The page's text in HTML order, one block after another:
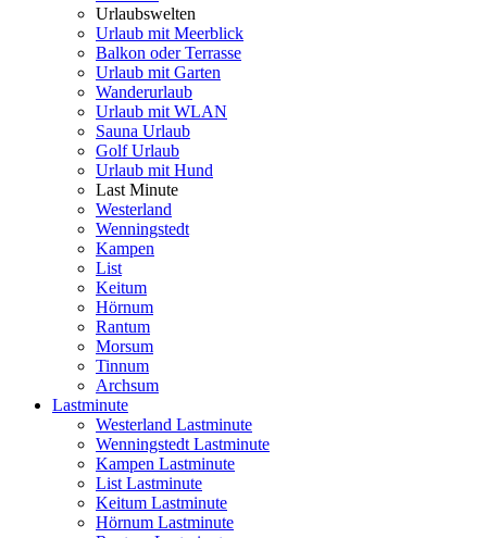
Urlaubswelten
Urlaub mit Meerblick
Balkon oder Terrasse
Urlaub mit Garten
Wanderurlaub
Urlaub mit WLAN
Sauna Urlaub
Golf Urlaub
Urlaub mit Hund
Last Minute
Westerland
Wenningstedt
Kampen
List
Keitum
Hörnum
Rantum
Morsum
Tinnum
Archsum
Lastminute
Westerland Lastminute
Wenningstedt Lastminute
Kampen Lastminute
List Lastminute
Keitum Lastminute
Hörnum Lastminute